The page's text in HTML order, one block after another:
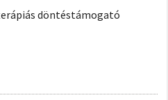
döntéstámogató